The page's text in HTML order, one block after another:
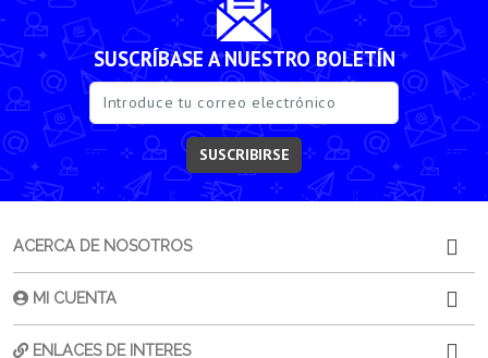
SUSCRÍBASE A NUESTRO BOLETÍN
SUSCRIBIRSE
ACERCA DE NOSOTROS
MI CUENTA
ENLACES DE INTERES